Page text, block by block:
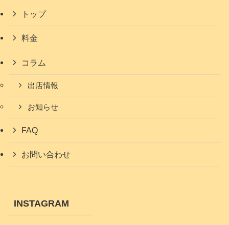
トップ
料金
コラム
出店情報
お知らせ
FAQ
お問い合わせ
INSTAGRAM